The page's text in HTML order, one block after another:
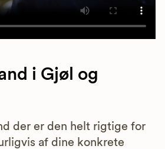
i Gjøl og
der er den helt rigtige for
af dine konkrete